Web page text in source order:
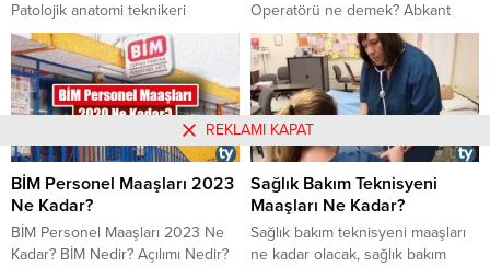
Patolojik anatomi teknikeri
maaşları 2023 ne kadar oldu, tıbbi
laboratuvar ve patoloji teknikeri
maaşı 2023 te özel sektörde ne
kadar, patolojik anatomi teknikeri
görevleri nelerdir, patolojik
anatomi teknikeri çalışma şartları
ve çalışma saatleri nasıldır, kimler
hangi yöntemler ile tıbbi
laboratuvar ve patoloji teknikeri
olabilirler gibi soruların
cevaplarına buradan
Operatörü ne demek? Abkant
Operatörü Ne iş yapar? Abkant
Personeli ne iş yapar ve Abkant
personeli güncel maaşları ne
kadar? Abkant Operatörleri
üzerine detaylı bir hazırlık
yaptığımız bu yazımızda Abkant
Operatörü’ne dair tüm sorulara
cevaplar vereceğiz. Abkant
Operatörü Ne Demek? Abkant...
BİM Personel Maaşları 2023
Ne Kadar?
BİM Personel Maaşları 2023 Ne
Kadar? BİM Nedir? Açılımı Nedir?
Sağlık Bakım Teknisyeni
Maaşları Ne Kadar?
​​​​​​​Sağlık bakım teknisyeni maaşları
ne kadar olacak, sağlık bakım
REKLAMI KAPAT